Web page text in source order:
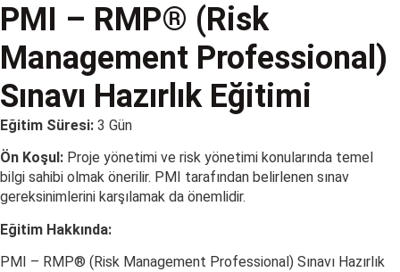
PMI – RMP® (Risk
Management Professional)
Sınavı Hazırlık Eğitimi
Eğitim Süresi: 3 Gün
Ön Koşul: Proje yönetimi ve risk yönetimi konularında temel
bilgi sahibi olmak önerilir. PMI tarafından belirlenen sınav
gereksinimlerini karşılamak da önemlidir.
Eğitim Hakkında:
PMI – RMP® (Risk Management Professional) Sınavı Hazırlık